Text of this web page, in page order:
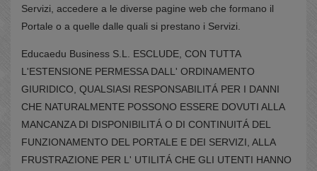
Servizi, accedere a le diverse pagine web che formano il
Portale o a quelle dalle quali si prestano i Servizi.
Educaedu Business S.L. ESCLUDE, CON TUTTA
L'ESTENSIONE PERMESSA DALL' ORDINAMENTO
GIURIDICO, QUALSIASI RESPONSABILITÁ PER I DANNI
CHE NATURALMENTE POSSONO ESSERE DOVUTI ALLA
MANCANZA DI DISPONIBILITÁ O DI CONTINUITÁ DEL
FUNZIONAMENTO DEL PORTALE E DEI SERVIZI, ALLA
FRUSTRAZIONE PER L' UTILITÁ CHE GLI UTENTI HANNO